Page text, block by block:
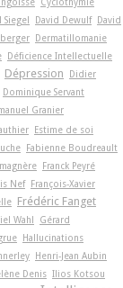
Siegel David Dewulf David
Dermatillomanie
Déficience Intellectuelle
Dépression
Didier
Dominique Servant
Granier
Estime de soi
Fabienne Boudreault
Franck Peyré
Nef François-Xavier
Frédéric Fanget
Wahl
Gérard
Hallucinations
Henri-Jean Aubin
Denis Ilios Kotsou